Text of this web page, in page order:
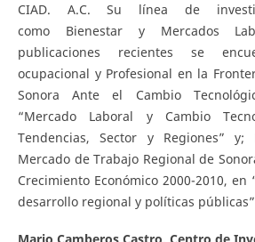
CIAD. A.C. Su línea de
como Bienestar y Mercados
publicaciones recientes se
ocupacional y Profesional en la
Sonora Ante el Cambio
“Mercado Laboral y Cambio
Tendencias, Sector y Regiones”
Mercado de Trabajo Regional de
Crecimiento Económico 2000-2010,
desarrollo regional y políticas públicas”